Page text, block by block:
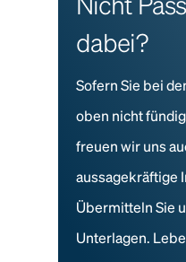
dabei?
Sofern Sie bei
oben nicht
freuen wir uns
aussagekräftige
Übermitteln Sie
Unterlagen.